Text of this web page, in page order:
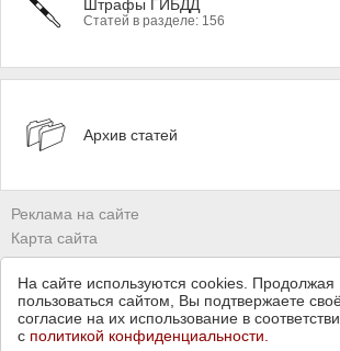
Штрафы ГИБДД
Статей в разделе: 156
Архив статей
Реклама на сайте
Карта сайта
Владельцам сайтов
Политика конфиденциальности
© 2009 - 2026 Команда сайтаPddmaster.ru
На сайте используются cookies. Продолжая
пользоваться сайтом, Вы подтвержаете
согласие на их использование в
с политикой конфиденциальности.